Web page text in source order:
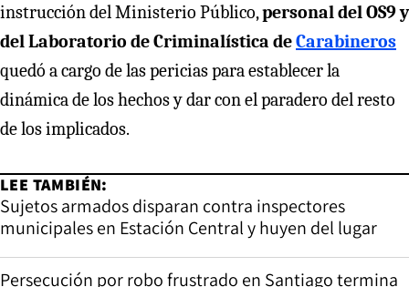
instrucción del Ministerio Público,personal del OS9 y
del Laboratorio de Criminalística deCarabineros
quedó a cargo de las pericias para establecer la
dinámica de los hechos y dar con el paradero del resto
de los implicados.
LEE TAMBIÉN:
Sujetos armados disparan contra inspectores
municipales en Estación Central y huyen del lugar
Persecución por robo frustrado en Santiago termina